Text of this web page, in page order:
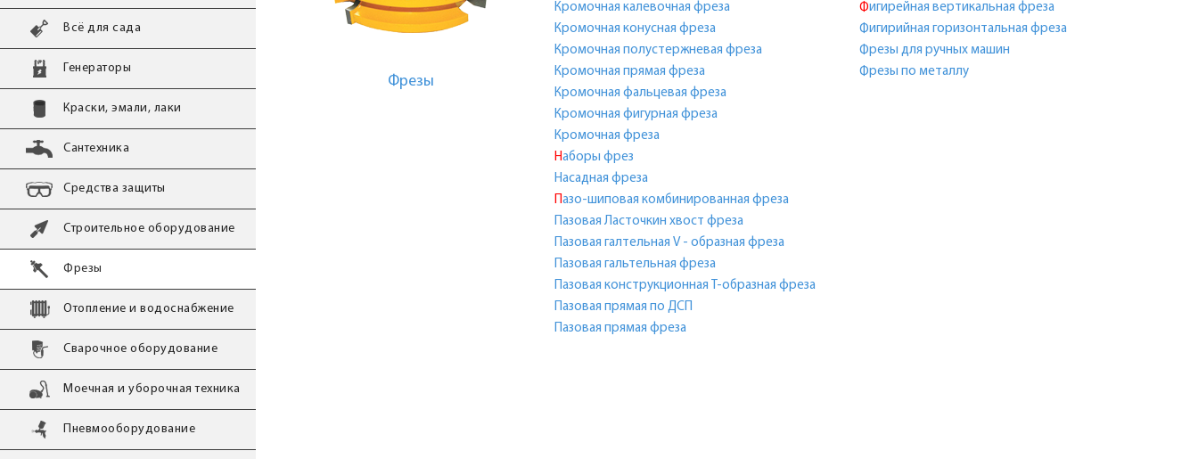
Всё для сада
Генераторы
Краски, эмали, лаки
Сантехника
Средства защиты
Строительное оборудование
Фрезы
Отопление и водоснабжение
Сварочное оборудование
Моечная и уборочная техника
Пневмооборудование
Фрезы
Кромочная калевочная фреза
Кромочная конусная фреза
Кромочная полустержневая фреза
Кромочная прямая фреза
Кромочная фальцевая фреза
Кромочная фигурная фреза
Кромочная фреза
Наборы фрез
Насадная фреза
Пазо-шиповая комбинированная фреза
Пазовая Ласточкин хвост фреза
Пазовая галтельная V - образная фреза
Пазовая гальтельная фреза
Пазовая конструкционная Т-образная фреза
Пазовая прямая по ДСП
Пазовая прямая фреза
Фигирейная вертикальная фреза
Фигирийная горизонтальная фреза
Фрезы для ручных машин
Фрезы по металлу